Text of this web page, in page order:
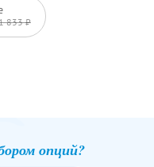
833 ₽
опций?